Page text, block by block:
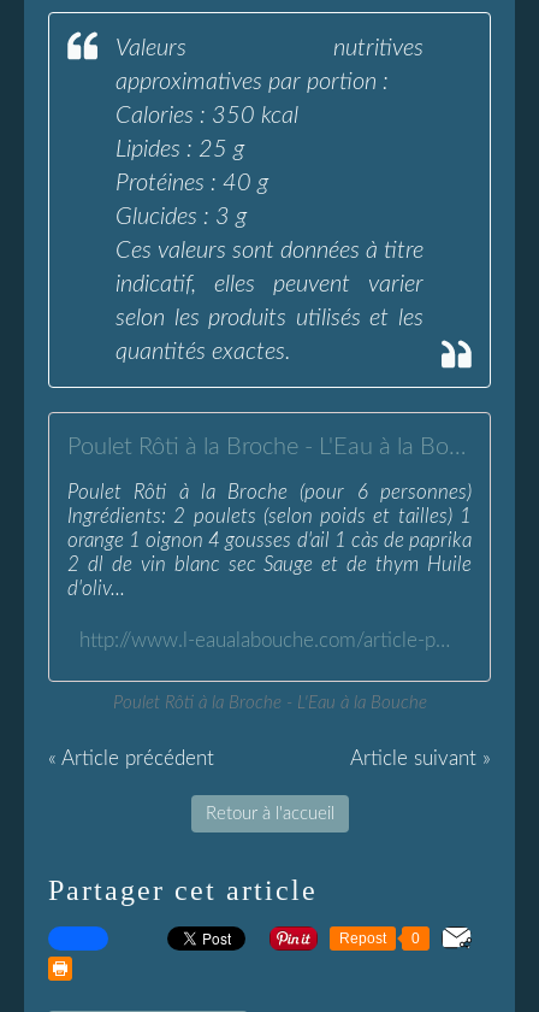
Valeurs nutritives
approximatives par portion :
Calories : 350 kcal
Lipides : 25 g
Protéines : 40 g
Glucides : 3 g
Ces valeurs sont données à titre
indicatif, elles peuvent varier
selon les produits utilisés et les
quantités exactes.
Poulet Rôti à la Broche - L'Eau à la Bouche
Poulet Rôti à la Broche (pour 6 personnes)
Ingrédients: 2 poulets (selon poids et tailles) 1
orange 1 oignon 4 gousses d'ail 1 càs de paprika
2 dl de vin blanc sec Sauge et de thym Huile
d'oliv...
http://www.l-eaualabouche.com/article-poulet-roti-a-la-broche-107090878.html
Poulet Rôti à la Broche - L'Eau à la Bouche
« Article précédent Article suivant »
Retour à l'accueil
Partager cet article
Repost 0